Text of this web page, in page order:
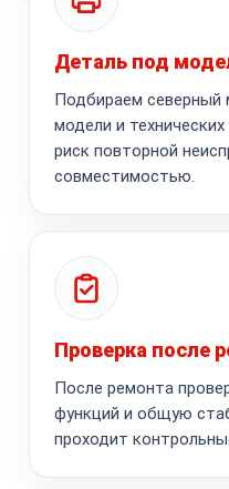
Деталь под
Подбираем северный
модели и
риск повторной
совместимостью.
Проверка после
После ремонта
функций и общую
проходит